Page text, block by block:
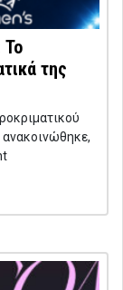
Το
της
ανακοινώθηκε,